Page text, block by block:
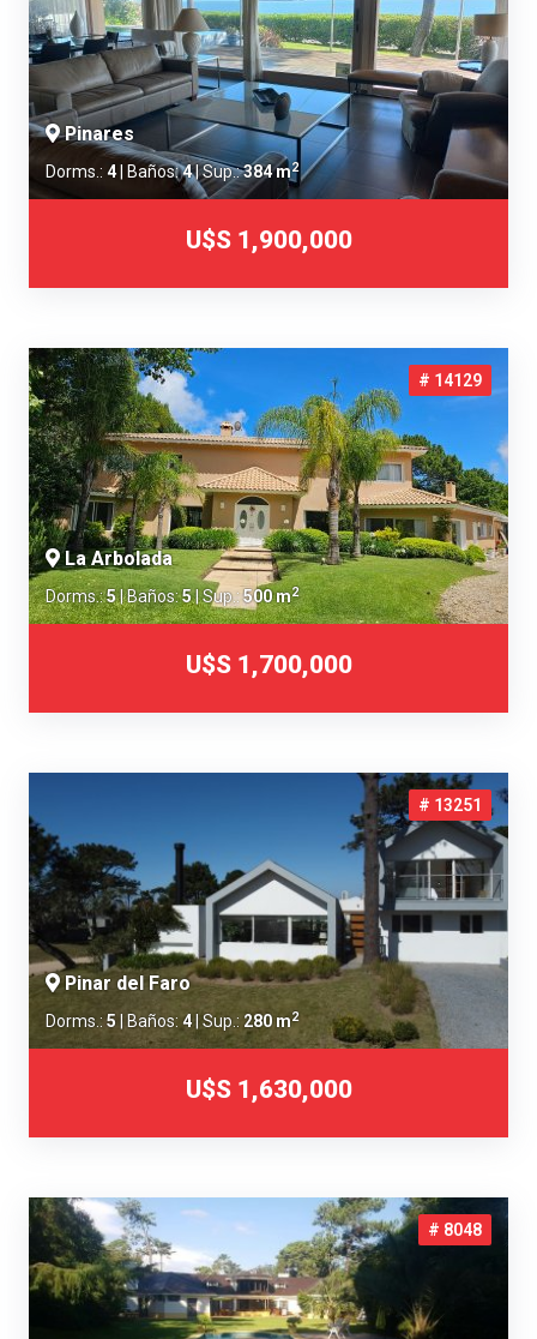
Pinares
Dorms.: 4 | Baños:4| Sup.:384 m2
U$S 1,900,000
# 14129
La Arbolada
Dorms.:5| Baños:5| Sup.:500 m2
U$S 1,700,000
# 13251
Pinar del Faro
Dorms.: 5 | Baños: 4 | Sup.: 280 m2
U$S 1,630,000
# 8048